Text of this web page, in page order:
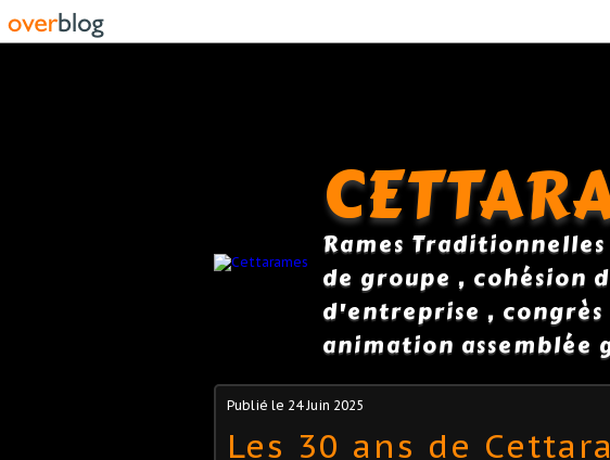
Rames
de groupe , cohésion
d'entreprise ,
animation assemblée
Publié le 24 Juin 2025
Les 30 ans de